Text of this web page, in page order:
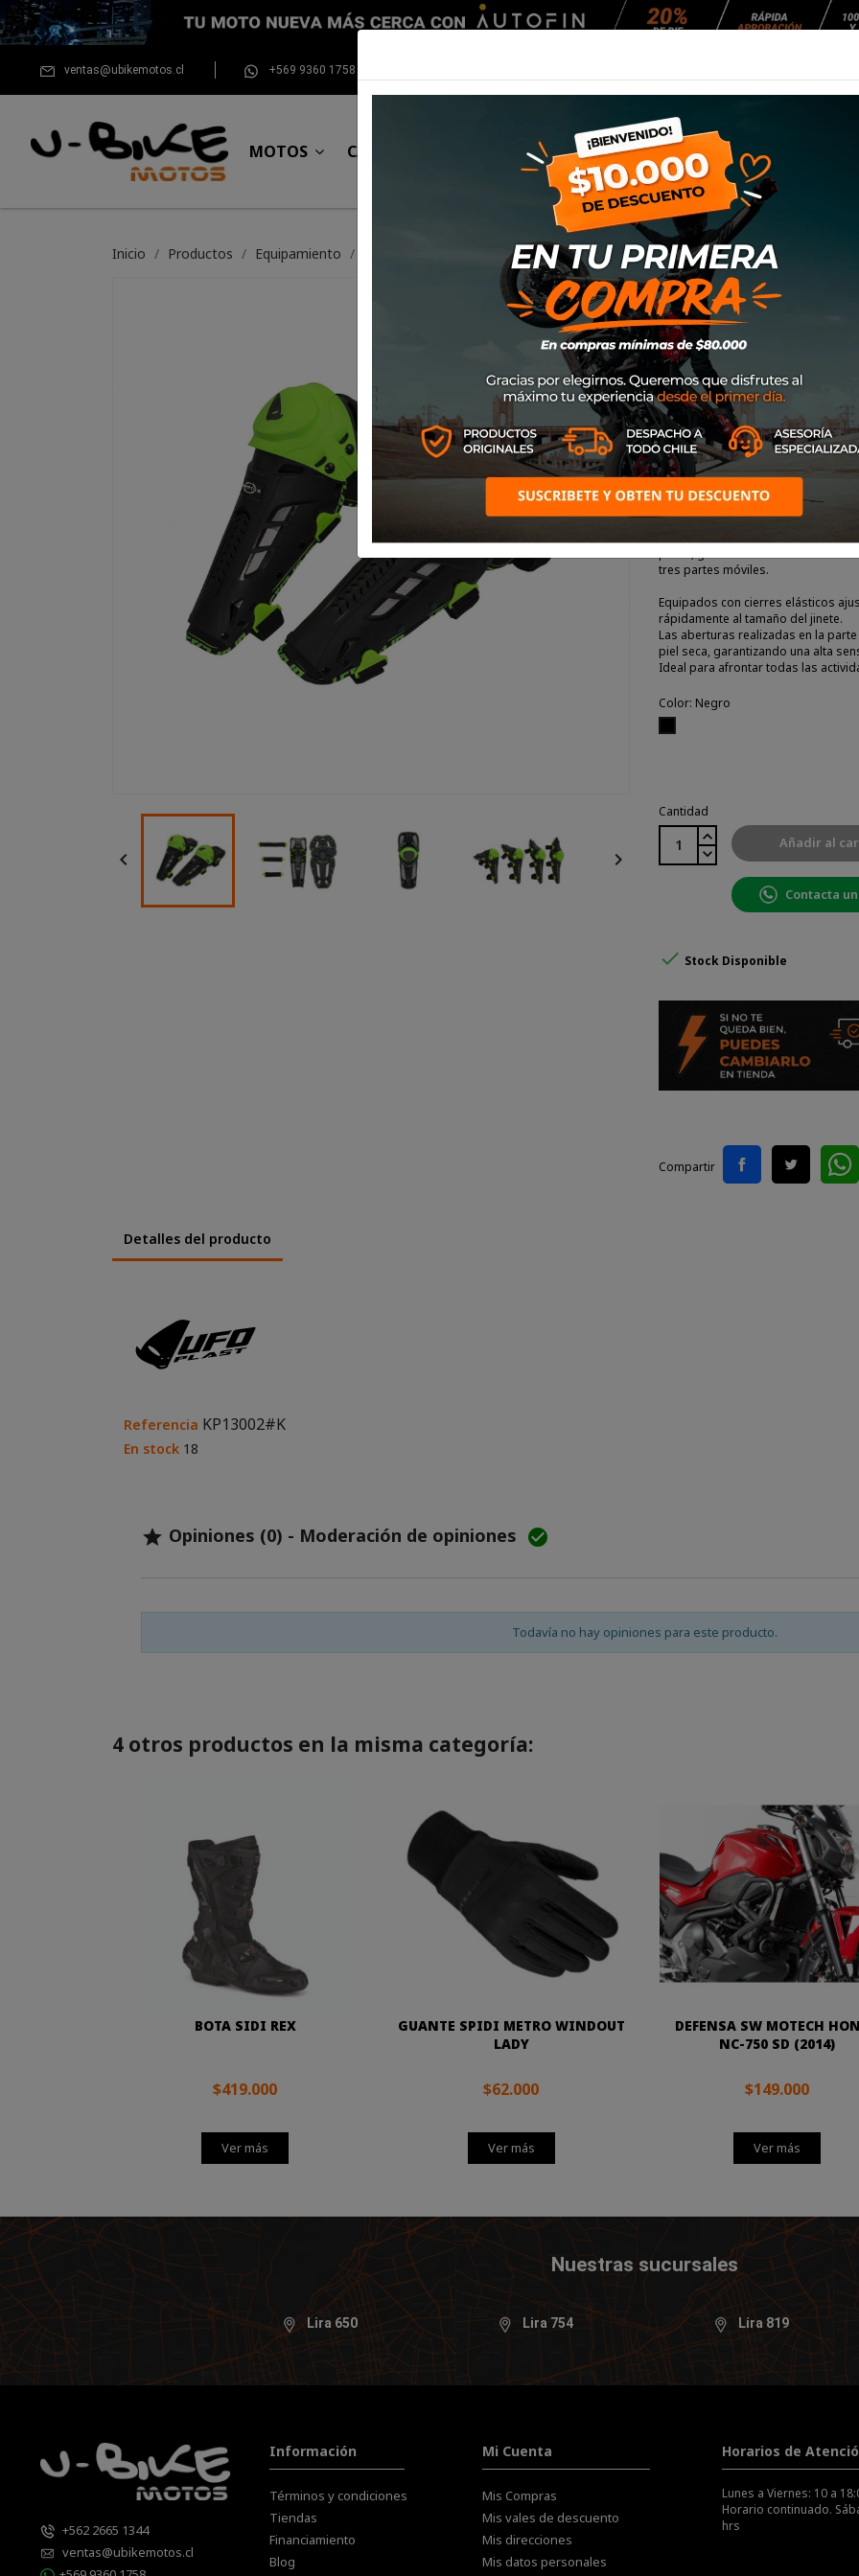
ventas@ubikemotos.cl +569 9360 1758
MOTOS CASCOS EQUIPAMIENTO NEUMÁTICOS MANTENCIÓN
Inicio Productos Equipamiento Rodillera Ufo Crypton Articulada
 
Rodillera Ufo
SKUKP13002
$89.900
Las rodilleras de motocross
una protección eficaz contra
Súper cómodos gracias al
piloto, garantizando la máxima
tres partes móviles.
Equipados con cierres elásticos
rápidamente al tamaño del jinete.
Las aberturas realizadas en la
piel seca, garantizando una alta
Ideal para afrontar todas las
Color: Negro
Cantidad
Añadir al
Contacta
 Stock Disponible
Compartir
Detalles del producto
Referencia KP13002#K
En stock 18
 Opiniones (0) - Moderación de opiniones 
Todavía no hay opiniones para este producto.
4 otros productos en la misma categoría:
BOTA SIDI REX
$419.000
Ver más
GUANTE SPIDI METRO WINDOUT
LADY
$62.000
Ver más
DEFENSA SW MOTECH
NC-750 SD (2014)
$149.000
Ver más
Nuestras sucursales
Lira 650 Lira 754 Lira 819
+562 2665 1344
ventas@ubikemotos.cl
Información
Términos y condiciones
Tiendas
Financiamiento
Blog
Mi Cuenta
Mis Compras
Mis vales de descuento
Mis direcciones
Mis datos personales
Horarios de
Lunes a Viernes: 10 a
Horario continuado.
hrs